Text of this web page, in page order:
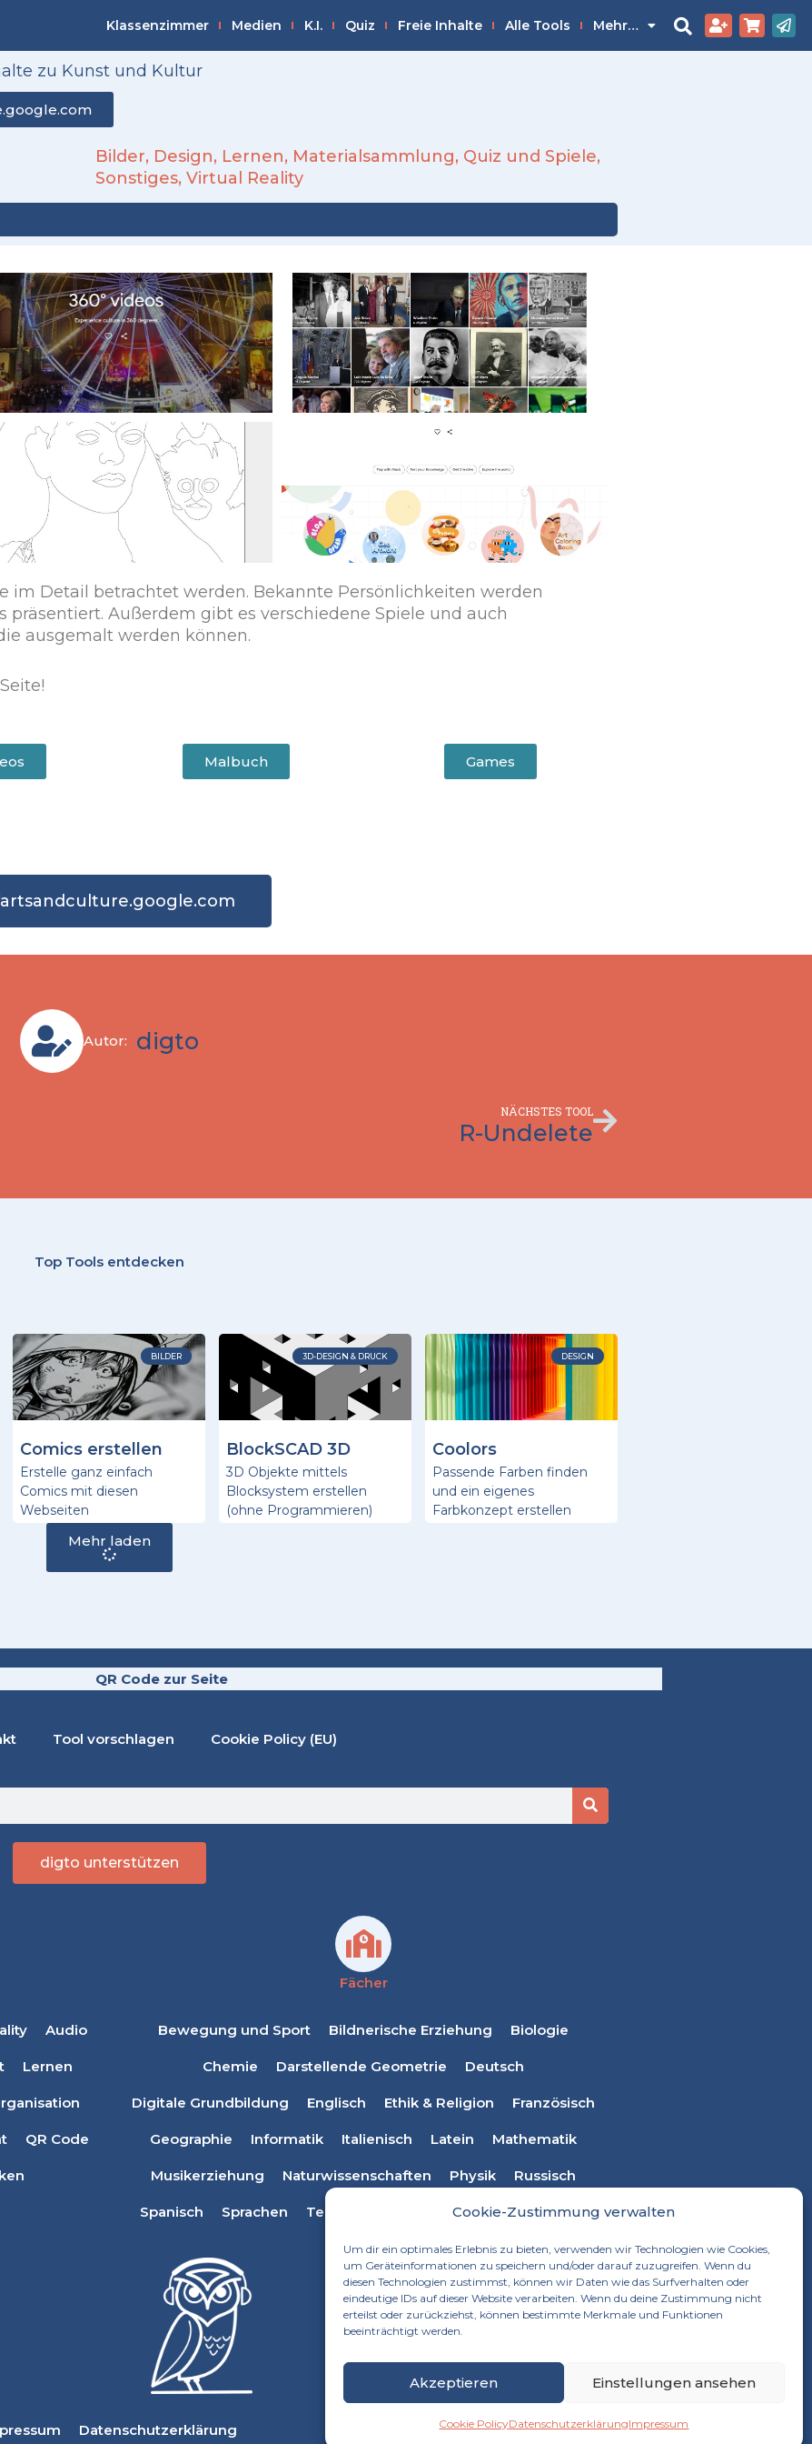
Cookie-Zustimmung verwalten
Um dir ein optimales Erlebnis zu bieten, verwenden wir Technologien wie Cookies,
um Geräteinformationen zu speichern und/oder darauf zuzugreifen. Wenn du
diesen Technologien zustimmst, können wir Daten wie das Surfverhalten oder
eindeutige IDs auf dieser Website verarbeiten. Wenn du deine Zustimmung nicht
erteilst oder zurückziehst, können bestimmte Merkmale und Funktionen
beeinträchtigt werden.
Akzeptieren Einstellungen ansehen
Cookie PolicyDatenschutzerklärungImpressum
Klassenzimmer Medien K.I. Quiz Freie Inhalte Alle Tools Mehr…
zu Kunst und Kultur
Bilder, Design, Lernen, Materialsammlung, Quiz und Spiele,
Sonstiges,Virtual Reality
im Detail betrachtet werden. Bekannte Persönlichkeiten werden
Außerdem gibt es verschiedene Spiele und auch
ausgemalt werden können.
Malbuch Games
artsandculture.google.com
Autor: digto
NÄCHSTES TOOL
R-Undelete
Top Tools entdecken
BILDER
Comics erstellen
Erstelle ganz einfach
Comics mit diesen
Webseiten
3D-DESIGN & DRUCK
BlockSCAD 3D
3D Objekte mittels
Blocksystem erstellen
(ohne Programmieren)
DESIGN
Coolors
Passende Farben finden
und ein eigenes
Farbkonzept erstellen
Mehr laden
QR Code zur Seite
Tool vorschlagen Cookie Policy (EU)
digto unterstützen
Audio
Lernen
QR Code
Fächer
Bewegung und Sport Bildnerische Erziehung Biologie
Chemie Darstellende Geometrie Deutsch
Digitale Grundbildung Englisch Ethik & Religion Französisch
Geographie Informatik Italienisch Latein Mathematik
Musikerziehung Naturwissenschaften Physik Russisch
Spanisch Sprachen Technisches Werken Textiles Werken
Datenschutzerklärung